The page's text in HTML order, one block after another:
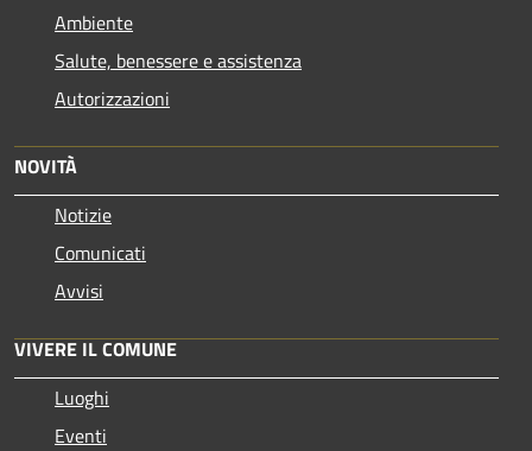
Ambiente
Salute, benessere e assistenza
Autorizzazioni
NOVITÀ
Notizie
Comunicati
Avvisi
VIVERE IL COMUNE
Luoghi
Eventi